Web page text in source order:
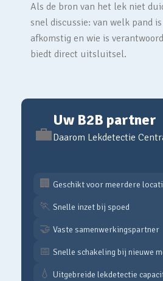
Als de bron van het lek niet
snel discussie: van welk pand
afkomstig en wie is
biedt direct uitsluitsel.
💼
Uw B2B partner
Daarom Lekdetectie
🏢 Geschikt voor meerdere
🏃 Snelle inzet bij spoed
🤝 Vaste samenwerkingspartner
📅 Snelle schakeling bij nieuwe
💧 Uitgebreide lekdetectie